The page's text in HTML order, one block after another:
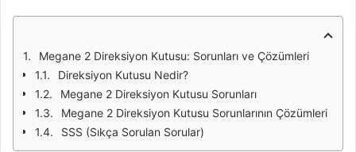
Megane 2 Direksiyon Kutusu: Sorunları ve Çözümleri
Direksiyon Kutusu Nedir?
Megane 2 Direksiyon Kutusu Sorunları
Megane 2 Direksiyon Kutusu Sorunlarının Çözümleri
SSS (Sıkça Sorulan Sorular)